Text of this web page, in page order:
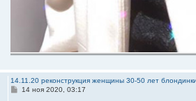
14.11.20 реконструкция женщины 30-50 лет
С14 ноя 2020, 03:17